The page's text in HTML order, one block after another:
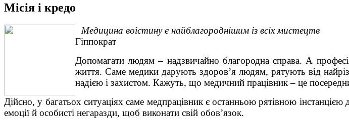
Місія і кредо
Медицина воістину є найблагороднішим із всіх мистецтв
Гіппократ
Допомагати людям – надзвичайно благородна справа. А
життя. Саме медики дарують здоров’я людям, рятують від
надією і захистом. Кажуть, що медичний працівник – це
Дійсно, у багатьох ситуаціях саме мед­працівник є останньою рятівною
емоції й особисті негаразди, щоб виконати свій обов’язок.